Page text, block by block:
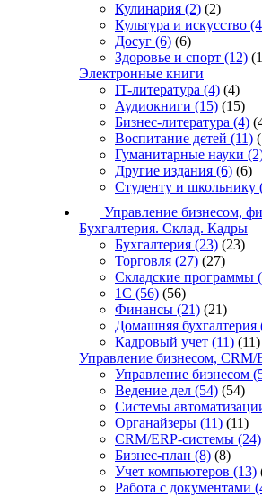
Кулинария (2) (2)
Культура и искусство
Досуг (6) (6)
Здоровье и спорт (12)
Электронные книги
IT-литература (4) (4)
Аудиокниги (15) (15)
Бизнес-литература (4)
Воспитание детей (11)
Гуманитарные науки
Другие издания (6) (6)
Студенту и школьнику
Управление бизнесом,
Бухгалтерия. Склад. Кадры
Бухгалтерия (23) (23)
Торговля (27) (27)
Складские программы
1С (56) (56)
Финансы (21) (21)
Домашняя бухгалтерия
Кадровый учет (11) (11)
Управление бизнесом, CRM/
Управление бизнесом
Ведение дел (54) (54)
Системы
Органайзеры (11) (11)
CRM/ERP-системы (24)
Бизнес-план (8) (8)
Учет компьютеров (13)
Работа с документами